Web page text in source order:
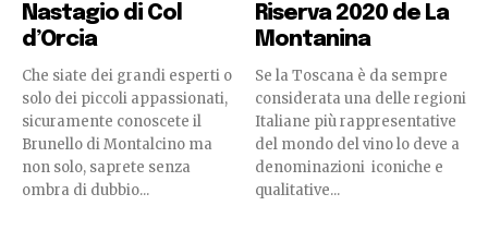
Nastagio di Col
d’Orcia
Che siate dei grandi esperti o
solo dei piccoli appassionati,
sicuramente conoscete il
Brunello di Montalcino ma
non solo, saprete senza
ombra di dubbio...
Riserva 2020 de La
Montanina
Se la Toscana è da sempre
considerata una delle regioni
Italiane più rappresentative
del mondo del vino lo deve a
denominazioni iconiche e
qualitative...